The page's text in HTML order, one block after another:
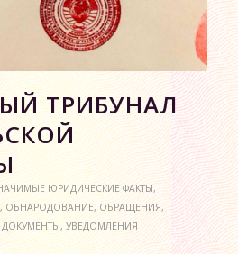
ТРИБУНАЛ
ЮРИДИЧЕСКИЕ ФАКТЫ,
,ОБНАРОДОВАНИЕ,ОБРАЩЕНИЯ,
,УВЕДОМЛЕНИЯ